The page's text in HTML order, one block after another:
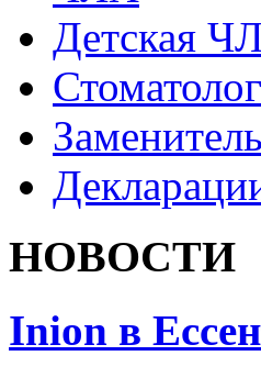
Детская
НОВОСТИ
Inion в